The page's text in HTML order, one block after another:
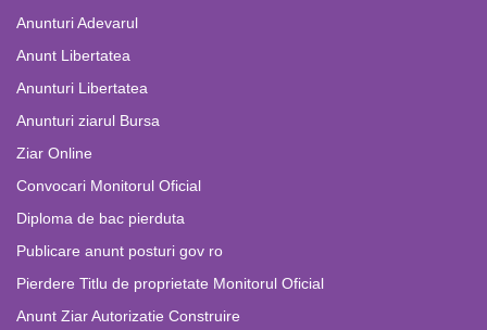
Anunturi Adevarul
Anunt Libertatea
Anunturi Libertatea
Anunturi ziarul Bursa
Ziar Online
Convocari Monitorul Oficial
Diploma de bac pierduta
Publicare anunt posturi gov ro
Pierdere Titlu de proprietate Monitorul Oficial
Anunt Ziar Autorizatie Construire